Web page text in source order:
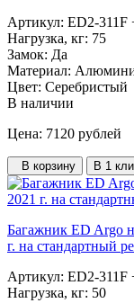
Артикул: ED2-311F
Нагрузка, кг: 75
Замок: Да
Материал:
Цвет: Серебристый
В наличии
Цена: 7120 рублей
В корзину В 1
Багажник ED Argo
г. на стандартный
Артикул: ED2-311F
Нагрузка, кг: 50